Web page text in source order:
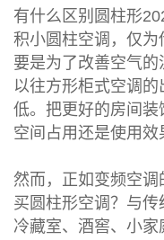
有什么区别圆柱形
积小圆柱空调，仅
要是为了改善空气
以往方形柜式空调
低。把更好的房间
空间占用还是使用
然而，正如变频空
买圆柱形空调？与
冷藏室、酒窖、小